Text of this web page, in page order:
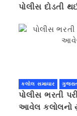
પોલીસ દોડતી
કલોલ સમાચાર
પોલીસ ભરતી
આવેલ કલોલનો